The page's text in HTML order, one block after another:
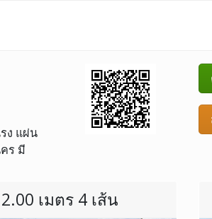
ง แผ่น
ร มี
เมตร 4 เส้น